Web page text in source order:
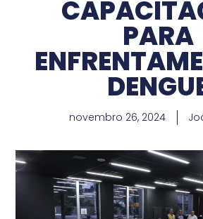
PARA
novembro 26, 2024